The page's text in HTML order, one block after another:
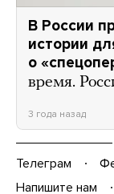
В России
истории
о
время.
3 года назад
Телеграм
Напишите нам